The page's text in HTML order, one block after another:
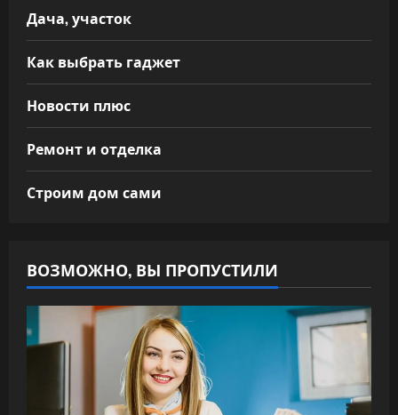
Дача, участок
Как выбрать гаджет
Новости плюс
Ремонт и отделка
Строим дом сами
ВОЗМОЖНО, ВЫ ПРОПУСТИЛИ